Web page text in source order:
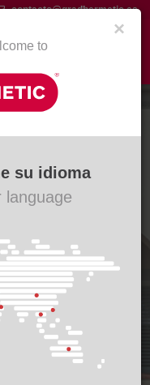
contacto@gradhermetic.es
BS 250
×
to
su idioma
language